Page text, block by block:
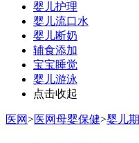
婴儿护理
婴儿流口水
婴儿断奶
辅食添加
宝宝睡觉
婴儿游泳
点击收起
医网>医网母婴保健>婴儿期